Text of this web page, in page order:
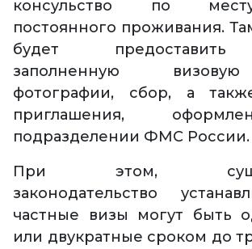
консульство по
постоянного проживания.
будет предоставить
заполненную
фотографии, сбор, а
приглашения,
подразделении ФМС России.
При этом,
законодательство
частные визы могут быть
или двукратные сроком до